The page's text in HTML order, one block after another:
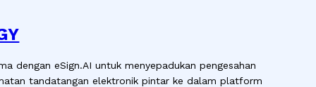
dengan eSign.AI untuk menyepadukan pengesahan
tandatangan elektronik pintar ke dalam platform